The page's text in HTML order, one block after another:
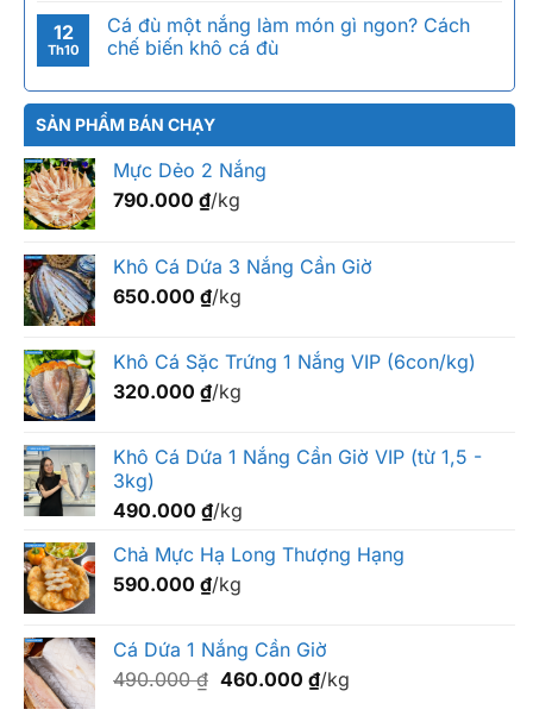
Bổi,
Sặc
Trứng
món
ngon
mọi
12
Th10
Cá đù một nắng làm món gì ngon? Cách
chế biến khô cá đù
SẢN PHẨM BÁN CHẠY
Mực Dẻo 2 Nắng
790.000 ₫/kg
Khô Cá Dứa 3 Nắng Cần Giờ
650.000 ₫/kg
Khô Cá Sặc Trứng 1 Nắng VIP (6con/kg)
320.000 ₫/kg
Khô Cá Dứa 1 Nắng Cần Giờ VIP (từ 1,5 -
3kg)
490.000 ₫/kg
Chả Mực Hạ Long Thượng Hạng
590.000 ₫/kg
Cá Dứa 1 Nắng Cần Giờ
490.000₫ Giá
460.000 ₫Giá
/kg